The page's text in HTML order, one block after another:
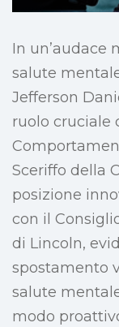
In un’audace
salute
Jefferson
ruolo cruciale
Sceriffo della
posizione
con il
di Lincoln,
spostamento
salute
modo